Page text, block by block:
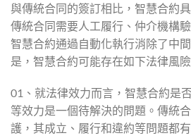
與傳統合同的簽訂相比，智慧合約
傳統合同需要人工履行、仲介機構
智慧合約通過自動化執行消除了中
是，智慧合約可能存在如下法律風險
01、就法律效力而言，智慧合約是
等效力是一個待解決的問題。傳統
護，其成立、履行和違約等問題都